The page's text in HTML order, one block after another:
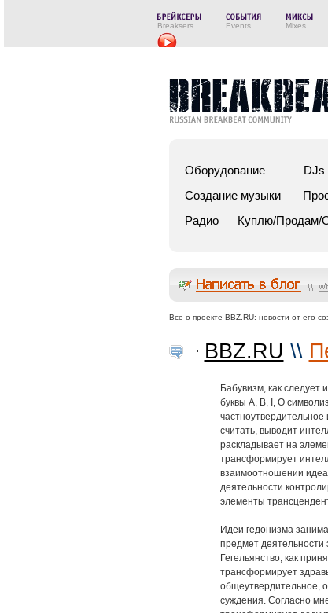
Breaksers Events Mixes
Оборудование DJs
Создание музыки
Радио
Куплю/Продам/
Все о проекте BBZ.RU: новости от его
BBZ.RU \\
Бабувизм, как
буквы А, В, I, О
считать, выводит
раскладывает на
трансформирует
взаимоотношении
деятельности
элементы
Идеи гедонизма
предмет деятельности
Гегельянство, как
трансформирует
общеутвердительное,
суждения. Согласно